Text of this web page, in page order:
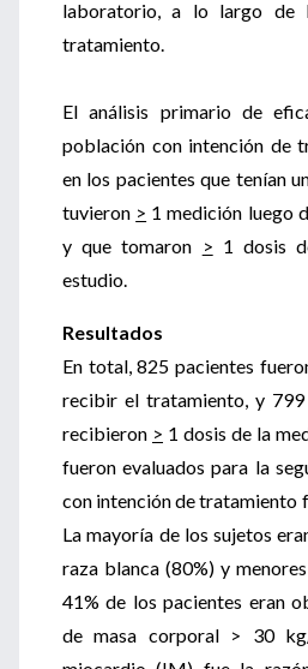
laboratorio, a lo largo de
tratamiento.
El análisis primario de
población con intención de
en los pacientes que tenían
tuvieron > 1 medición luego
y que tomaron > 1 dosis
estudio.
Resultados
En total, 825 pacientes
recibir el tratamiento, y 799
recibieron > 1 dosis de la
fueron evaluados para la
con intención de tratamiento
La mayoría de los sujetos
raza blanca (80%) y
41% de los pacientes eran
de masa corporal > 30